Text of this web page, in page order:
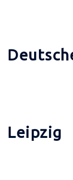
Leipzig